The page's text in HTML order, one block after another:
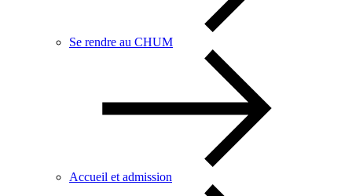
Se rendre au CHUM
Accueil et admission